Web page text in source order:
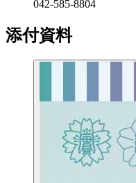
042-585-8804
添付資料